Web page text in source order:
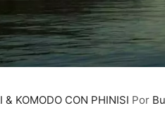
KOMODO CON PHINISI Por